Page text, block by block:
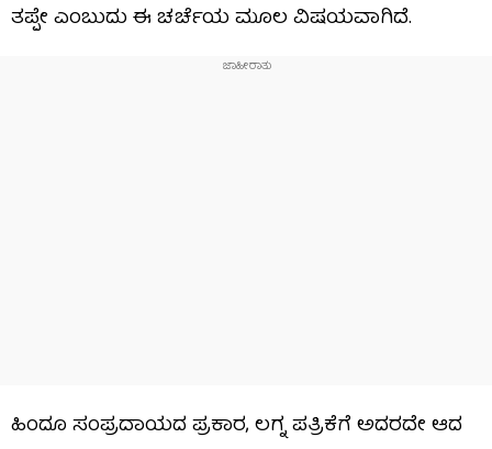
ತಪ್ಪೇ ಎಂಬುದು ಈ ಚರ್ಚೆಯ ಮೂಲ ವಿಷಯವಾಗಿದೆ.
ಹಿಂದೂ ಸಂಪ್ರದಾಯದ ಪ್ರಕಾರ, ಲಗ್ನ ಪತ್ರಿಕೆಗೆ ಅದರದೇ ಆದ